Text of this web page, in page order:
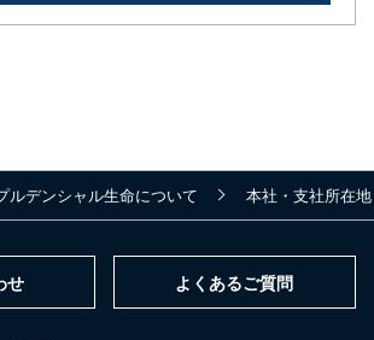
ルデンシャル生命について 本社・支社所在地
せ よくあるご質問